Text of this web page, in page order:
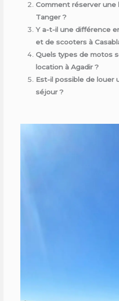
Comment réserver une
Tanger ?
Y a-t-il une différence
et de scooters à
Quels types de motos
location à Agadir ?
Est-il possible de louer
séjour ?